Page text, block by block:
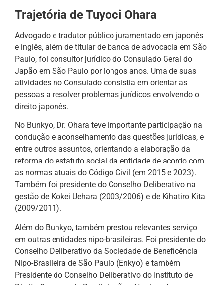
Trajetória de Tuyoci Ohara
Advogado e tradutor público juramentado em japonês
e inglês, além de titular de banca de advocacia em São
Paulo, foi consultor jurídico do Consulado Geral do
Japão em São Paulo por longos anos. Uma de suas
atividades no Consulado consistia em orientar as
pessoas a resolver problemas jurídicos envolvendo o
direito japonês.
No Bunkyo, Dr. Ohara teve importante participação na
condução e aconselhamento das questões jurídicas, e
entre outros assuntos, orientando a elaboração da
reforma do estatuto social da entidade de acordo com
as normas atuais do Código Civil (em 2015 e 2023).
Também foi presidente do Conselho Deliberativo na
gestão de Kokei Uehara (2003/2006) e de Kihatiro Kita
(2009/2011).
Além do Bunkyo, também prestou relevantes serviço
em outras entidades nipo-brasileiras. Foi presidente do
Conselho Deliberativo da Sociedade de Beneficência
Nipo-Brasileira de São Paulo (Enkyo) e também
Presidente do Conselho Deliberativo do Instituto de